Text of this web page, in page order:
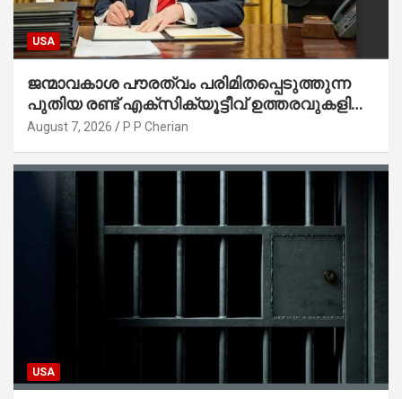
USA
ജന്മാവകാശ പൗരത്വം പരിമിതപ്പെടുത്തുന്ന
പുതിയ രണ്ട് എക്സിക്യൂട്ടീവ് ഉത്തരവുകളിൽ
ട്രംപ് ഒപ്പുവെച്ചു
August 7, 2026 P P Cherian
USA